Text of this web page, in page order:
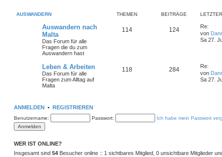
AUSWANDERN THEMEN BEITRÄGE
Auswandern nach
Malta
Das Forum für alle
Fragen die du zum
Auswandern hast
114 124
Re:
von
Sa 27.
Leben & Arbeiten
Das Forum für alle
Fragen zum Alltag auf
Malta
118 284
Re:
von
Sa 27.
ANMELDEN • REGISTRIEREN
Benutzername: Passwort: Ich habe mein Passwort
WER IST ONLINE?
Insgesamt sind 54 Besucher online :: 1 sichtbares Mitglied, 0 unsichtbare Mitglieder